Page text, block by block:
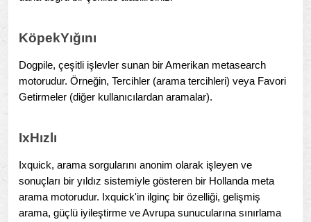
KöpekYığını
Dogpile, çeşitli işlevler sunan bir Amerikan metasearch
motorudur. Örneğin, Tercihler (arama tercihleri) veya Favori
Getirmeler (diğer kullanıcılardan aramalar).
IxHızlı
Ixquick, arama sorgularını anonim olarak işleyen ve
sonuçları bir yıldız sistemiyle gösteren bir Hollanda meta
arama motorudur. Ixquick'in ilginç bir özelliği, gelişmiş
arama, güçlü iyileştirme ve Avrupa sunucularına sınırlama